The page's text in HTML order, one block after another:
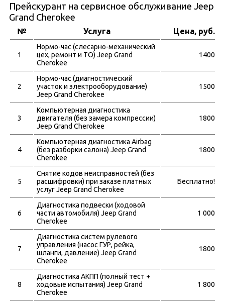
Прейскурант на сервисное обслуживание Jeep
Grand Cherokee
№ Услуга Цена, руб.
1
Нормо-час (слесарно-механический
цех, ремонт и ТО) Jeep Grand
Cherokee
1400
2
Нормо-час (диагностический
участок и электрооборудование)
Jeep Grand Cherokee
1500
3
Компьютерная диагностика
двигателя (без замера компрессии)
Jeep Grand Cherokee
1800
4
Компьютерная диагностика Airbag
(без разборки салона) Jeep Grand
Cherokee
1800
5
Снятие кодов неисправностей (без
расшифровки) при заказе платных
услуг Jeep Grand Cherokee
Бесплатно!
6
Диагностика подвески (ходовой
части автомобиля) Jeep Grand
Cherokee
1 000
7
Диагностика систем рулевого
управления (насос ГУР, рейка,
шланги, давление) Jeep Grand
Cherokee
1800
8
Диагностика АКПП (полный тест +
ходовые испытания) Jeep Grand
Cherokee
1 800